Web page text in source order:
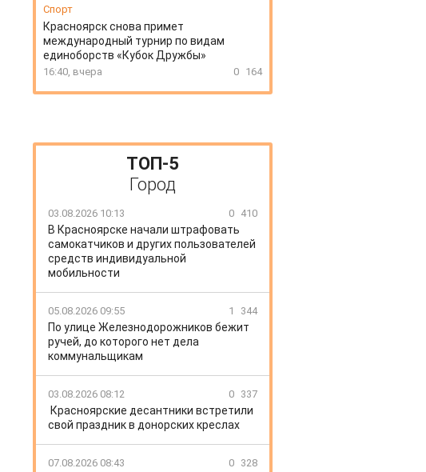
Спорт
Красноярск снова примет
международный турнир по видам
единоборств «Кубок Дружбы»
16:40, вчера 0 164
ТОП-5
Город
03.08.2026 10:13 0 410
В Красноярске начали штрафовать
самокатчиков и других пользователей
средств индивидуальной
мобильности
05.08.2026 09:55 1 344
По улице Железнодорожников бежит
ручей, до которого нет дела
коммунальщикам
03.08.2026 08:12 0 337
Красноярские десантники встретили
свой праздник в донорских креслах
07.08.2026 08:43 0 328